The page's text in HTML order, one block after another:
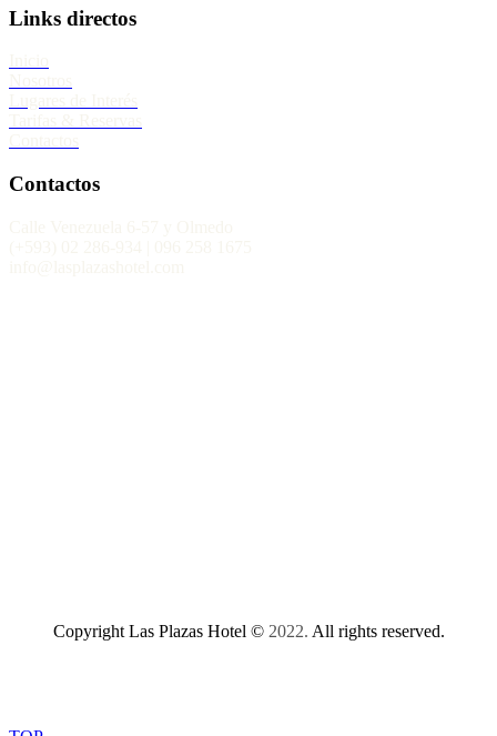
Links directos
Contactos
Copyright Las Plazas Hotel © 2022. All rights reserved.